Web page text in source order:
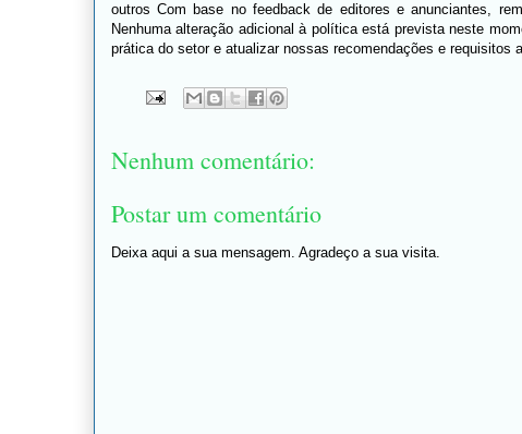
outros Com base no feedback de editores e anunciantes,
Nenhuma alteração adicional à política está prevista neste
prática do setor e atualizar nossas recomendações e requisitos
Nenhum comentário:
Postar um comentário
Deixa aqui a sua mensagem. Agradeço a sua visita.